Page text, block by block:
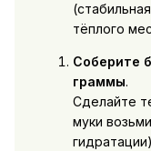
тёплого
Соберите
граммы.
Сделайте
муки